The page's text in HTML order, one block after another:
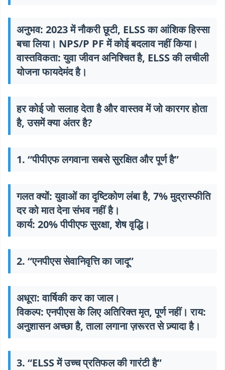
अनुभव: 2023 में नौकरी छूटी, ELSS का आंशिक हिस्सा
बचा लिया। NPS/P PF में कोई बदलाव नहीं किया।
वास्तविकता: युवा जीवन अनिश्चित है, ELSS की लचीली
योजना फायदेमंद है।
हर कोई जो सलाह देता है और वास्तव में जो कारगर होता
है, उसमें क्या अंतर है?
1. “पीपीएफ लगवाना सबसे सुरक्षित और पूर्ण है”
गलत क्यों:युवाओं का दृष्टिकोण लंबा है, 7% मुद्रास्फीति
दर को मात देना संभव नहीं है।
कार्य: 20% पीपीएफ सुरक्षा, शेष वृद्धि।
2. “एनपीएस सेवानिवृत्ति का जादू”
अधूरा:वार्षिकी कर का जाल।
विकल्प:एनपीएस के लिए अतिरिक्त मृत, पूर्ण नहीं। राय:
अनुशासन अच्छा है, ताला लगाना ज़रूरत से ज़्यादा है।
3. “ELSS में उच्च प्रतिफल की गारंटी है”